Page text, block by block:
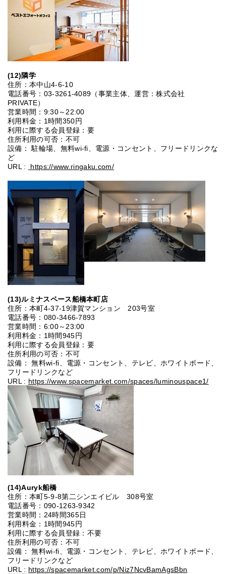
(12)隣学
住所：本中山4-6-10
電話番号：03-3261-4089（事業主体、運営：株式会社
PRIVATE）
営業時間：9:30～22:00
利用料金：1時間350円
利用に際する会員登録：要
住所利用の可否：不可
設備： 駐輪場、無料wi-fi、電源・コンセント、フリードリンクな
ど
URL :
https://www.ringaku.com/
(13)ルミナスペース船橋本町店
住所：本町4-37-19津賀マンション 203号室
電話番号：080-3466-7893
営業時間：6:00～23:00
利用料金：1時間945円
利用に際する会員登録：要
住所利用の可否：不可
設備： 無料wi-fi、電源・コンセント、テレビ、ホワイトボード、
フリードリンクなど
URL : https://www.spacemarket.com/spaces/luminouspace1/
(14)Auryk船橋
住所：本町5-9-8第二シンエイビル 308号室
電話番号：090-1263-9342
営業時間：24時間365日
利用料金：1時間945円
利用に際する会員登録：不要
住所利用の可否：不可
設備： 無料wi-fi、電源・コンセント、テレビ、ホワイトボード、
フリードリンクなど
URL : https://spacemarket.com/p/Niz7NcvBamAgsBbn